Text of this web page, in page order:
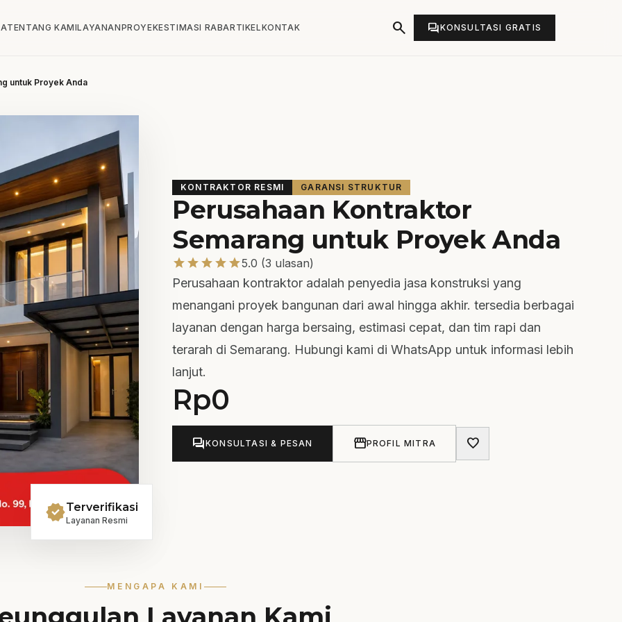
TENTANG KAMILAYANANPROYEKESTIMASI RABARTIKELKONTAK search forumKONSULTASI GRATIS
untuk Proyek Anda
verifiedTerverifikasi
Layanan Resmi
KONTRAKTOR RESMI GARANSI STRUKTUR
Perusahaan Kontraktor
Semarang untuk Proyek Anda
starstarstarstarstar5.0 (3 ulasan)
Perusahaan kontraktor adalah penyedia jasa konstruksi yang
menangani proyek bangunan dari awal hingga akhir. tersedia berbagai
layanan dengan harga bersaing, estimasi cepat, dan tim rapi dan
terarah di Semarang. Hubungi kami di WhatsApp untuk informasi lebih
lanjut.
Rp0
forumKONSULTASI & PESAN storefrontPROFIL MITRA favorite
MENGAPA KAMI